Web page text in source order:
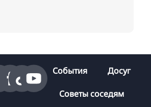
События Досуг
Советы соседям